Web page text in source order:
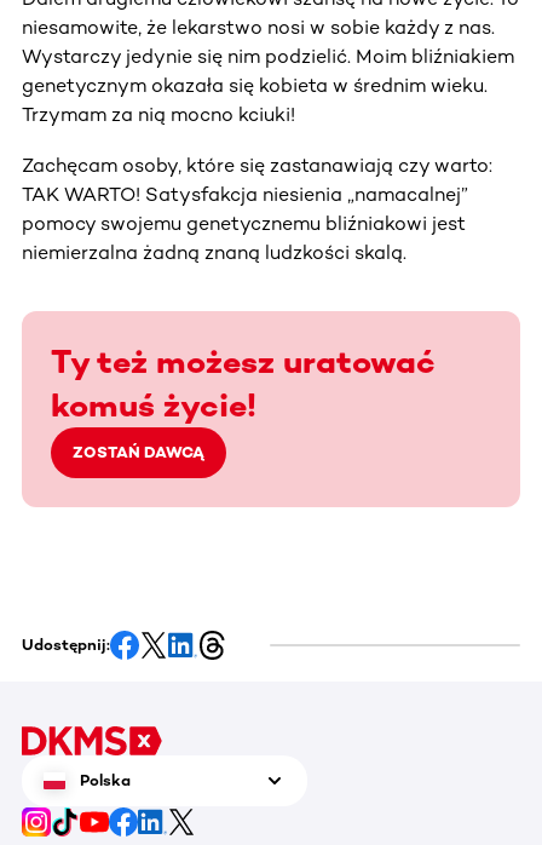
niesamowite, że lekarstwo nosi w sobie każdy z nas.
Wystarczy jedynie się nim podzielić. Moim bliźniakiem
genetycznym okazała się kobieta w średnim wieku.
Trzymam za nią mocno kciuki!
Zachęcam osoby, które się zastanawiają czy warto:
TAK WARTO! Satysfakcja niesienia „namacalnej”
pomocy swojemu genetycznemu bliźniakowi jest
niemierzalna żadną znaną ludzkości skalą.
Ty też możesz uratować
komuś życie!
ZOSTAŃ DAWCĄ
Udostępnij:
Polska